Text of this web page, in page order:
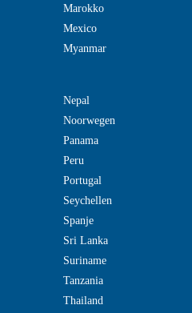
Marokko
Mexico
Myanmar
Nepal
Noorwegen
Panama
Peru
Portugal
Seychellen
Spanje
Sri Lanka
Suriname
Tanzania
Thailand